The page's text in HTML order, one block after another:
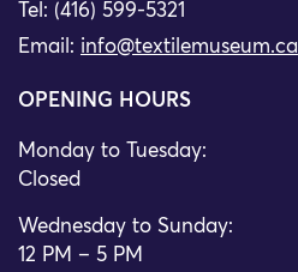
Tel: (416) 599-5321
Email: info@textilemuseum.ca
OPENING HOURS
Monday to Tuesday:
Closed
Wednesday to Sunday:
12 PM – 5 PM